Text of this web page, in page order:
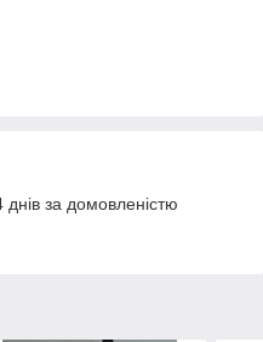
за домовленістю